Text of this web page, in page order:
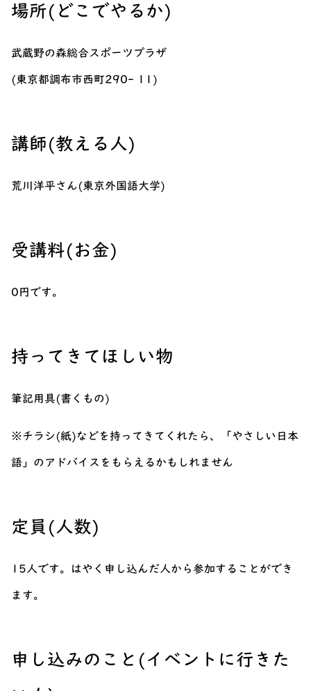
場所(どこでやるか)
武蔵野の森総合スポーツプラザ
(東京都調布市西町290- 11)
講師(教える人)
荒川洋平さん(東京外国語大学)
受講料(お金)
0円です。
持ってきてほしい物
筆記用具(書くもの)
※チラシ(紙)などを持ってきてくれたら、「やさしい日本
語」のアドバイスをもらえるかもしれません
定員(人数)
15人です。はやく申し込んだ人から参加することができ
ます。
申し込みのこと(イベントに行きた